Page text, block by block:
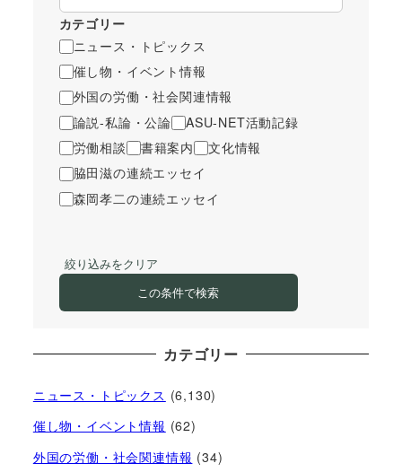
カテゴリー
ニュース・トピックス
催し物・イベント情報
外国の労働・社会関連情報
論説-私論・公論
ASU-NET活動記録
労働相談
書籍案内
文化情報
脇田滋の連続エッセイ
森岡孝二の連続エッセイ
絞り込みをクリア
この条件で検索
カテゴリー
ニュース・トピックス (6,130)
催し物・イベント情報 (62)
外国の労働・社会関連情報 (34)